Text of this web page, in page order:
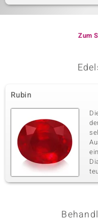
Zum
Rubin